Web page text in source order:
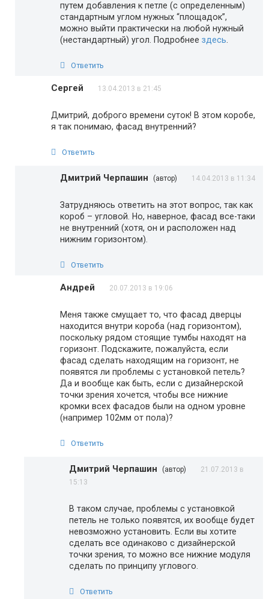
путем добавления к петле (с определенным)
стандартным углом нужных “площадок”,
можно выйти практически на любой нужный
(нестандартный) угол. Подробнее здесь
Ответить
Сергей 13.04.2013 в 21:45
Дмитрий, доброго времени суток! В этом коробе,
я так понимаю, фасад внутренний?
Ответить
Дмитрий Черпашин (автор) 14.04.2013 в 11:34
Затрудняюсь ответить на этот вопрос, так как
короб – угловой. Но, наверное, фасад все-таки
не внутренний (хотя, он и расположен над
нижним горизонтом).
Ответить
Андрей 20.07.2013 в 19:06
Меня также смущает то, что фасад дверцы
находится внутри короба (над горизонтом),
поскольку рядом стоящие тумбы находят на
горизонт. Подскажите, пожалуйста, если
фасад сделать находящим на горизонт, не
появятся ли проблемы с установкой петель?
Да и вообще как быть, если с дизайнерской
точки зрения хочется, чтобы все нижние
кромки всех фасадов были на одном уровне
(например 102мм от пола)?
Ответить
Дмитрий Черпашин (автор)
21.07.2013 в
15:13
В таком случае, проблемы с установкой
петель не только появятся, их вообще будет
невозможно установить. Если вы хотите
сделать все одинаково с дизайнерской
точки зрения, то можно все нижние модуля
сделать по принципу углового.
Ответить